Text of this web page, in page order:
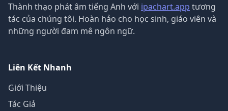
Thành thạo phát âm tiếng Anh với ipachart.app tương
tác của chúng tôi. Hoàn hảo cho học sinh, giáo viên và
những người đam mê ngôn ngữ.
Liên Kết Nhanh
Giới Thiệu
Tác Giả